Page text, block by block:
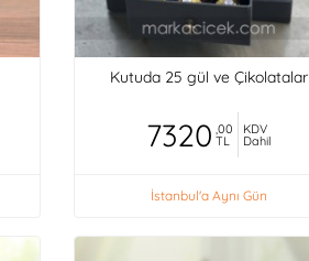
Kutuda 25 gül ve Çikolatalar
7320 ,00
TL
KDV
Dahil
İstanbul'a Aynı Gün